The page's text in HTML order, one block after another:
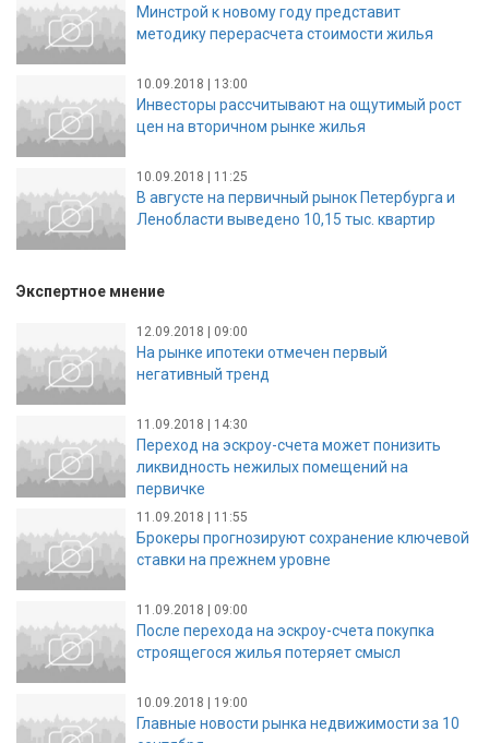
Минстрой к новому году представит
методику перерасчета стоимости жилья
10.09.2018 | 13:00
Инвесторы рассчитывают на ощутимый рост
цен на вторичном рынке жилья
10.09.2018 | 11:25
В августе на первичный рынок Петербурга и
Ленобласти выведено 10,15 тыс. квартир
Экспертное мнение
12.09.2018 | 09:00
На рынке ипотеки отмечен первый
негативный тренд
11.09.2018 | 14:30
Переход на эскроу-счета может понизить
ликвидность нежилых помещений на
первичке
11.09.2018 | 11:55
Брокеры прогнозируют сохранение ключевой
ставки на прежнем уровне
11.09.2018 | 09:00
После перехода на эскроу-счета покупка
строящегося жилья потеряет смысл
10.09.2018 | 19:00
Главные новости рынка недвижимости за 10